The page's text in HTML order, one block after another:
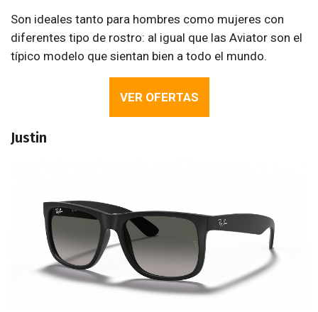
Son ideales tanto para hombres como mujeres con
diferentes tipo de rostro: al igual que las Aviator son el
típico modelo que sientan bien a todo el mundo.
VER OFERTAS
Justin